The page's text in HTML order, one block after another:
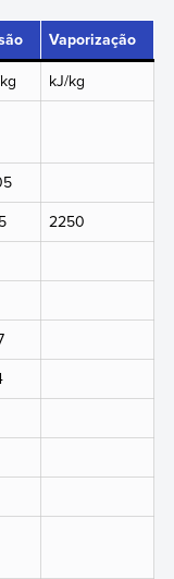
Vaporização
kJ/kg
2250